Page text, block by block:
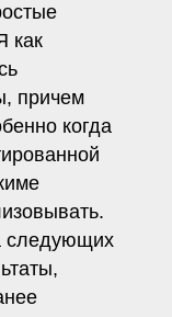
как
причем
когда
следующих